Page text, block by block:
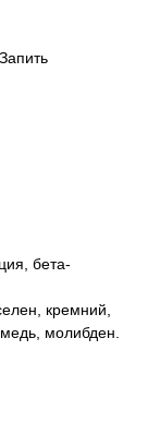
бета-
кремний,
молибден.